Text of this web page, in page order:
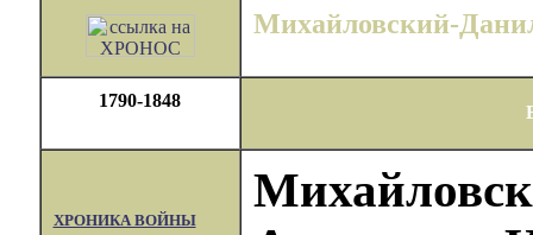
Михайловский-
1790-1848
ХРОНИКА ВОЙНЫ